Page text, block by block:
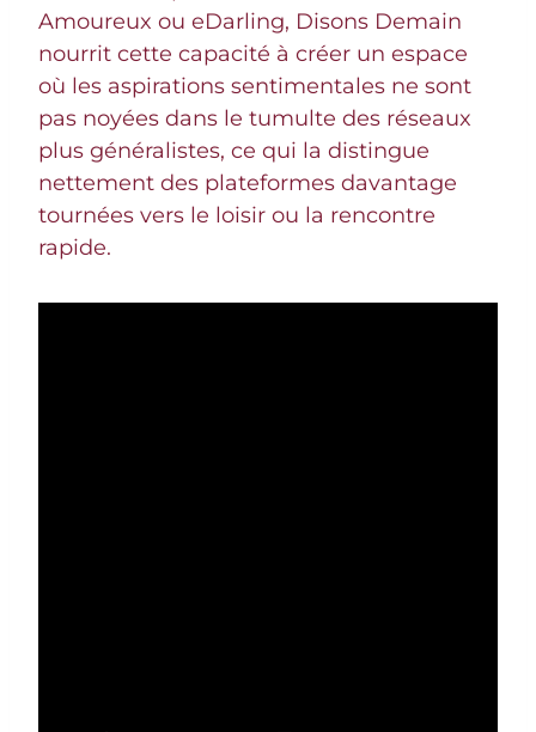
Amoureux ou eDarling, Disons Demain
nourrit cette capacité à créer un espace
où les aspirations sentimentales ne sont
pas noyées dans le tumulte des réseaux
plus généralistes, ce qui la distingue
nettement des plateformes davantage
tournées vers le loisir ou la rencontre
rapide.